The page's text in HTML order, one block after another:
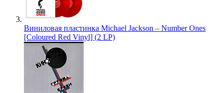
Виниловая пластинка Michael Jackson – Number Ones
[Coloured Red Vinyl] (2 LP)